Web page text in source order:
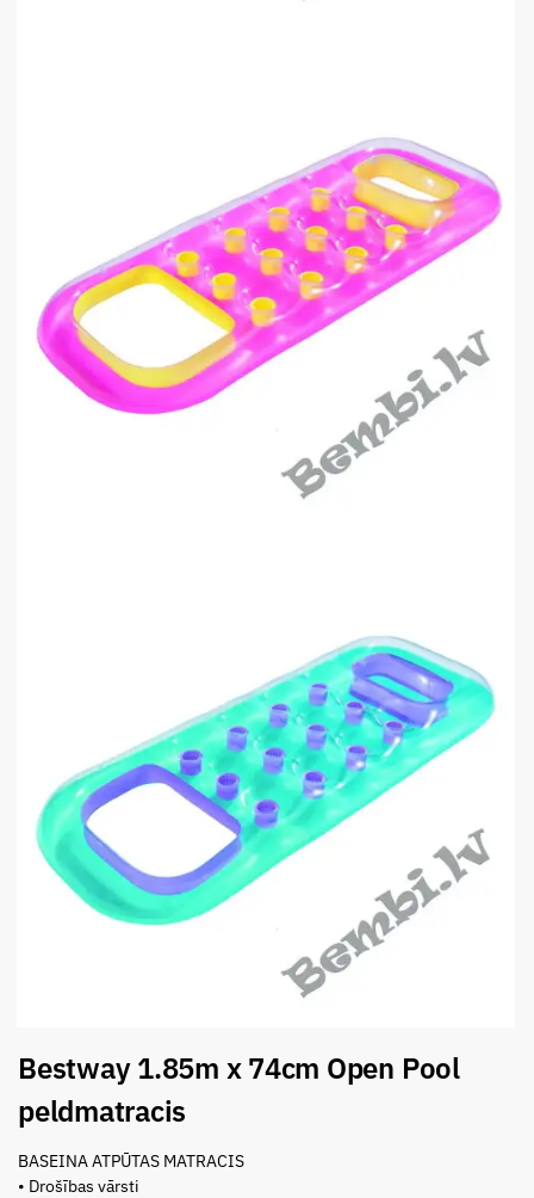
Bestway 1.85m x 74cm Open Pool
peldmatracis
BASEINA ATPŪTAS MATRACIS
• Drošības vārsti